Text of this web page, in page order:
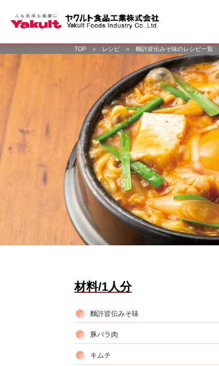
TOP ＞ レシピ ＞ 麵許皆伝みそ味のレシピ一覧
材料/1人分
麵許皆伝みそ味
豚バラ肉
キムチ